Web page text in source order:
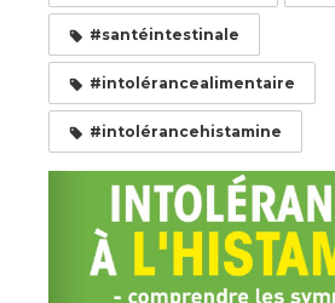
#santéintestinale
#intolérancealimentaire
#intolérancehistamine